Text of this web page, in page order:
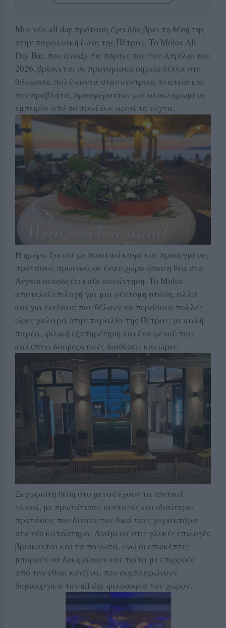
Μια νέα all day πρόταση έχει ήδη βρει τη θέση της
στην παραλιακή ζώνη της Πέτρας. Το Molos All
Day Bar, που άνοιξε τις πόρτες του τον Απρίλιο του
2026, βρίσκεται σε προνομιακό σημείο δίπλα στη
θάλασσα, πολύ κοντά στην κεντρική πλατεία και
την προβλήτα, προσφέροντας μια ολοκληρωμένη
εμπειρία από το πρωί έως αργά τη νύχτα.
Η ημέρα ξεκινά με ποιοτικό καφέ και προσεγμένες
προτάσεις πρωινού, σε έναν χώρο όπου η θέα στο
Αιγαίο συνοδεύει κάθε συνάντηση. Το Molos
αποτελεί επιλογή για μια σύντομη στάση, αλλά
και για εκείνους που θέλουν να περάσουν πολλές
ώρες χαλαρά στην παραλία της Πέτρας, με καλή
παρέα, φιλική εξυπηρέτηση και ένα μενού που
καλύπτει διαφορετικές διαθέσεις και ώρες.
Ξεχωριστή θέση στο μενού έχουν τα σπιτικά
γλυκά, με πρωτότυπες συνταγές και ιδιαίτερες
προτάσεις που δίνουν τον δικό τους χαρακτήρα
στο νέο κατάστημα. Ανάμεσα στις γλυκές επιλογές
βρίσκονται και τα παγωτά, ενώ οι επισκέπτες
μπορούν να δοκιμάσουν και πιάτα με επιρροές
από την έθνικ κουζίνα, που συμπληρώνουν
δημιουργικά την all day φιλοσοφία του χώρου.